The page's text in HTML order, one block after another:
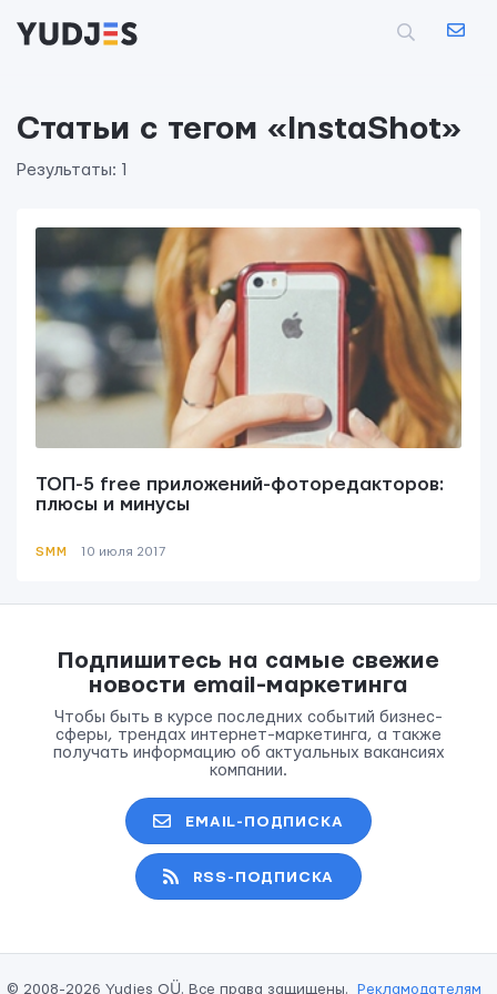
Статьи с тегом «InstaShot»
Результаты: 1
ТОП-5 free приложений-фоторедакторов:
плюсы и минусы
SMM 10 июля 2017
Подпишитесь на самые свежие
новости email-маркетинга
Чтобы быть в курсе последних событий бизнес-
сферы, трендах интернет-маркетинга, а также
получать информацию об актуальных вакансиях
компании.
EMAIL-ПОДПИСКА
RSS-ПОДПИСКА
© 2008-2026 Yudjes OÜ. Все права защищены. Рекламодателям
Контактная информация
info@yudjes.com
Rävala pst 8-ruum 810, 10143, Tallinn
Yudjes OÜ
Свяжитесь с нами
ОТПРАВИТЬ
Мы вам ответим в течении 24 часов.